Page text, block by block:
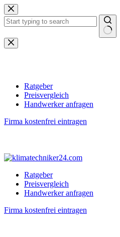
Zum
Inhalt
springen
Keine
Ergebnisse
Ratgeber
Preisvergleich
Handwerker anfragen
Firma kostenfrei eintragen
Ratgeber
Preisvergleich
Handwerker anfragen
Firma kostenfrei eintragen